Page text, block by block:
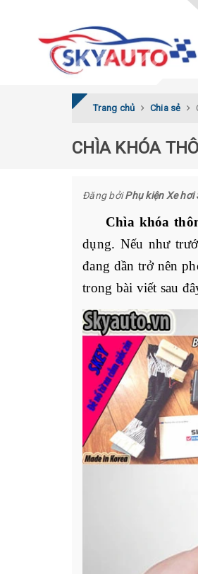
Trang chủ Chia sẻ
CHÌA KHÓA
Đăng bởiPhụ kiện Xe hơi
Chìa khóa
dụng. Nếu như
đang dần trở nên
trong bài viết sau